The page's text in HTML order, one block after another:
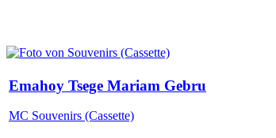
Emahoy Tsege Mariam Gebru
MC Souvenirs (Cassette)